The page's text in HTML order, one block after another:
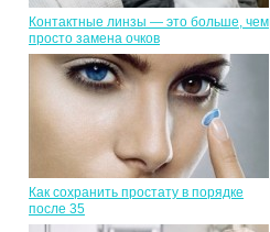
Контактные линзы — это больше, чем
просто замена очков
Как сохранить простату в порядке
после 35